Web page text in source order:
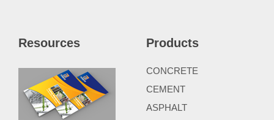
Resources Products
CONCRETE
CEMENT
ASPHALT